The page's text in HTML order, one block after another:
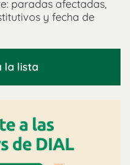
paradas afectadas,
y fecha de
la lista